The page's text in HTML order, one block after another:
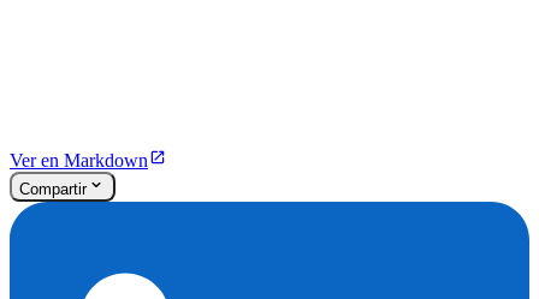
Ver en Markdown
Compartir